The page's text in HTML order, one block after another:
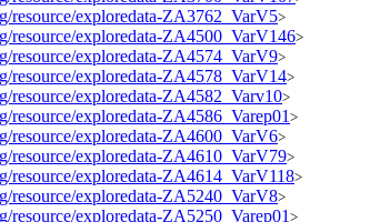
resource/exploredata-ZA3762_VarV5>
resource/exploredata-ZA4500_VarV146>
resource/exploredata-ZA4574_VarV9>
resource/exploredata-ZA4578_VarV14>
resource/exploredata-ZA4582_Varv10>
resource/exploredata-ZA4586_Varep01>
resource/exploredata-ZA4600_VarV6>
resource/exploredata-ZA4610_VarV79>
resource/exploredata-ZA4614_VarV118>
resource/exploredata-ZA5240_VarV8>
resource/exploredata-ZA5250_Varep01>